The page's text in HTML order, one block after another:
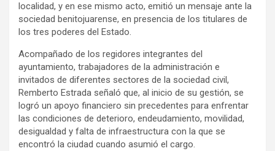
localidad, y en ese mismo acto, emitió un mensaje ante la
sociedad benitojuarense, en presencia de los titulares de
los tres poderes del Estado.
Acompañado de los regidores integrantes del
ayuntamiento, trabajadores de la administración e
invitados de diferentes sectores de la sociedad civil,
Remberto Estrada señaló que, al inicio de su gestión, se
logró un apoyo financiero sin precedentes para enfrentar
las condiciones de deterioro, endeudamiento, movilidad,
desigualdad y falta de infraestructura con la que se
encontró la ciudad cuando asumió el cargo.